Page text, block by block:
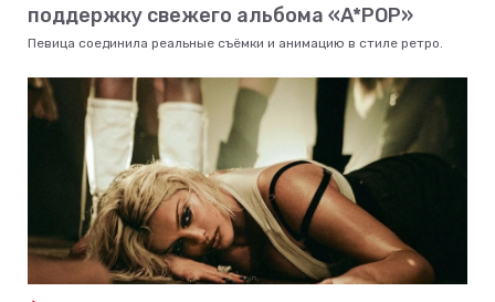
поддержку свежего альбома «A*POP»
Певица соединила реальные съёмки и анимацию в стиле ретро.